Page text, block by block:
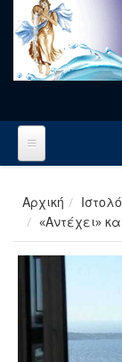
Αρχική
«Αντέχει»